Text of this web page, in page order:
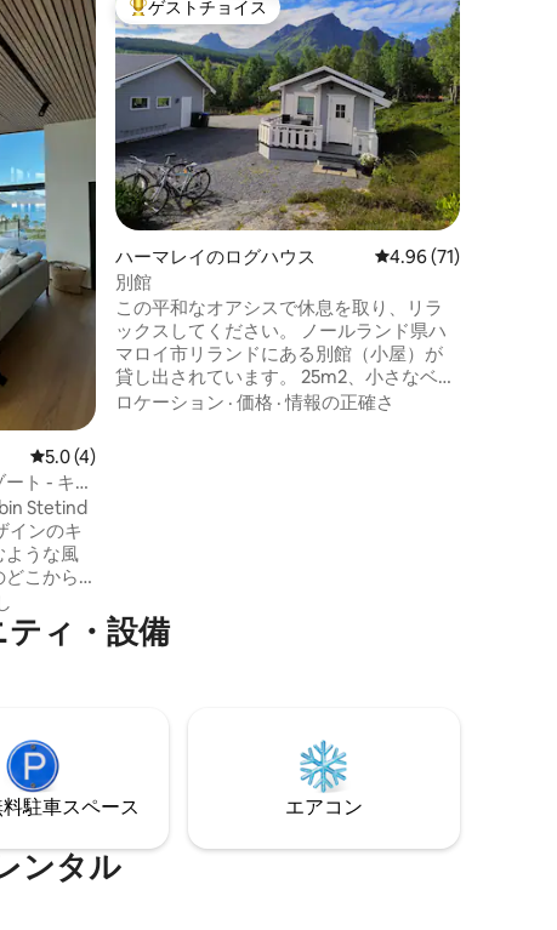
レビュー4件、5つ星中5.0つ星の平均評価
5.0 (4)
ト - キャ
Stetind
ような風
こから
ださ
めなが
てくだ
ドック
ニハウ
だけま
大好評のゲストチョイスです。
ゲストチョイス
ハーマレイのログハウス レビュー71件、5つ
4.96 (71)
別館
この平和なオアシスで休息を取り、リラ
ックスしてください。 ノールランド県ハ
マロイ市リランドにある別館（小屋）が
貸し出されています。 25m2、小さなベラ
ンダ、小さな廊下のある玄関、ベッドと
ロケーション · 価格 ·情報の正確さ
ィ・設備
駐⁠車ス⁠ペ⁠ー⁠ス エアコン
ンタル